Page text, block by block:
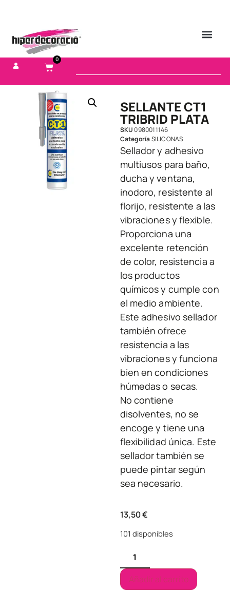
0
SELLANTE CT1
TRIBRID PLATA
SKU0980011146
CategoríaSILICONAS
Sellador y adhesivo
multiusos para baño,
ducha y ventana,
inodoro, resistente al
florijo, resistente a las
vibraciones y flexible.
Proporciona una
excelente retención
de color, resistencia a
los productos
químicos y cumple con
el medio ambiente.
Este adhesivo sellador
también ofrece
resistencia a las
vibraciones y funciona
bien en condiciones
húmedas o secas.
No contiene
disolventes, no se
encoge y tiene una
flexibilidad única. Este
sellador también se
puede pintar según
sea necesario.
13,50€
101 disponibles
Añadir al carrito